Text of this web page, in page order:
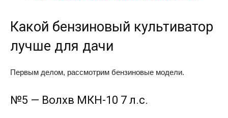
Какой бензиновый культиватор
лучше для дачи
Первым делом, рассмотрим бензиновые модели.
№5 — Волхв МКН-10 7 л.с.